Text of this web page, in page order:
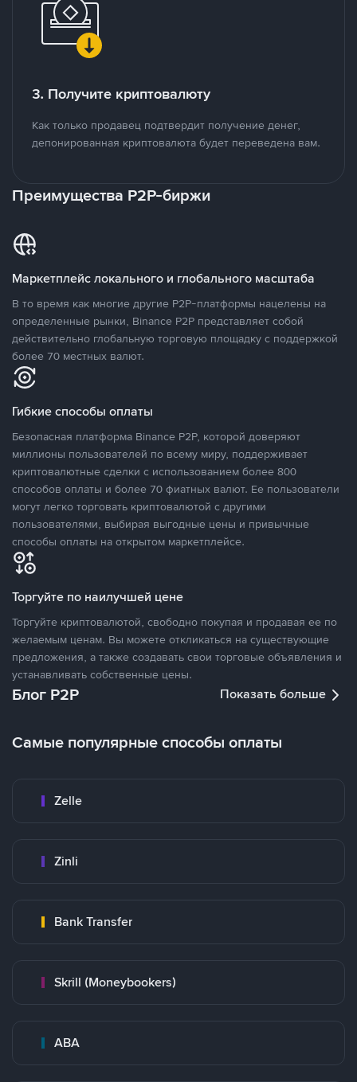
3. Получите криптовалюту
Как только продавец подтвердит получение денег,
депонированная криптовалюта будет переведена вам.
Преимущества P2P-биржи
Маркетплейс локального и глобального масштаба
В то время как многие другие P2P-платформы нацелены на
определенные рынки, Binance P2P представляет собой
действительно глобальную торговую площадку с поддержкой
более 70 местных валют.
Гибкие способы оплаты
Безопасная платформа Binance P2P, которой доверяют
миллионы пользователей по всему миру, поддерживает
криптовалютные сделки с использованием более 800
способов оплаты и более 70 фиатных валют. Ее пользователи
могут легко торговать криптовалютой с другими
пользователями, выбирая выгодные цены и привычные
способы оплаты на открытом маркетплейсе.
Торгуйте по наилучшей цене
Торгуйте криптовалютой, свободно покупая и продавая ее по
желаемым ценам. Вы можете откликаться на существующие
предложения, а также создавать свои торговые объявления и
устанавливать собственные цены.
Блог P2P Показать больше
Самые популярные способы оплаты
Zelle
Zinli
Bank Transfer
Skrill (Moneybookers)
ABA